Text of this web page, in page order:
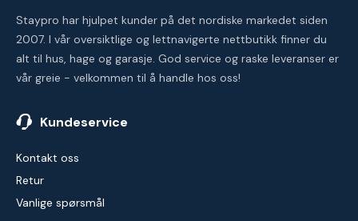
Staypro har hjulpet kunder på det nordiske markedet siden
2007. I vår oversiktlige og lettnavigerte nettbutikk finner du
alt til hus, hage og garasje. God service og raske leveranser er
vår greie - velkommen til å handle hos oss!
Kundeservice
Kontakt oss
Retur
Vanlige spørsmål